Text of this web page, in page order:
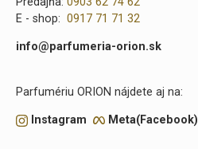
E - shop: 0917 71 71 32
info@parfumeria-orion.sk
Parfumériu ORION nájdete aj na:
Instagram Meta(Facebook)